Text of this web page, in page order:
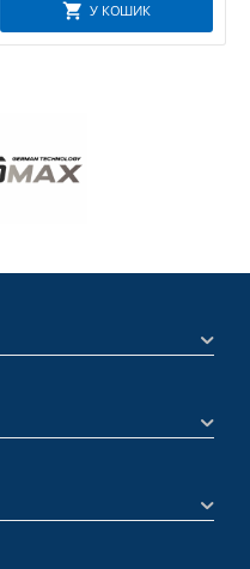
У КОШИК